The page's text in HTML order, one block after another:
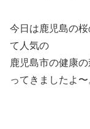
今日は鹿児島の
て人気の
鹿児島市の健康
ってきましたよ〜